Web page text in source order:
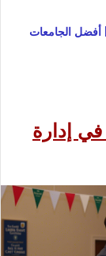
| أفضل الجامعات
إدارة